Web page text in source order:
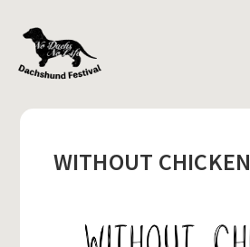
WITHOUT CHICKEN